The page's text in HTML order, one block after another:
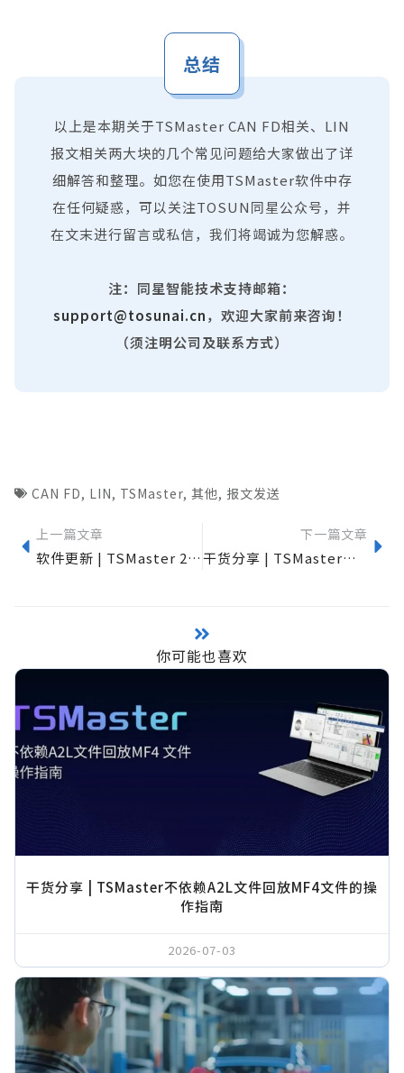
总结
以上是本期关于TSMaster CAN FD相关、LIN
报文相关两大块的几个常见问题给大家做出了详
细解答和整理。如您在使用TSMaster软件中存
在任何疑惑，可以关注TOSUN同星公众号，并
在文末进行留言或私信，我们将竭诚为您解惑。
注：同星智能技术支持邮箱：
support@tosunai.cn，欢迎大家前来咨询！
（须注明公司及联系方式）
CAN FD, LIN, TSMaster, 其他, 报文发送
上一篇文章
软件更新 | TSMaster 2024.08 超多实用功能更新，快来下载体验吧~
下一篇文章
干货分享 | TSMaster—LIN 唤醒与休眠机制
你可能也喜欢
干货分享 | TSMaster不依赖A2L文件回放MF4文件的操
作指南
2026-07-03